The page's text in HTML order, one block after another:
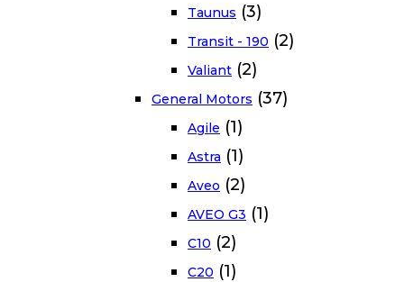
Taunus (3)
Transit - 190 (2)
Valiant (2)
General Motors (37)
Agile (1)
Astra (1)
Aveo (2)
AVEO G3 (1)
C10 (2)
C20 (1)